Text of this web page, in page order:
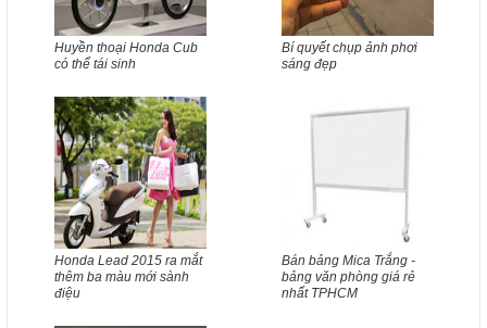
Huyền thoại Honda Cub
có thể tái sinh
Bí quyết chụp ảnh phơi
sáng đẹp
Honda Lead 2015 ra mắt
thêm ba màu mới sành
điệu
Bán bảng Mica Trắng -
bảng văn phòng giá rẻ
nhất TPHCM